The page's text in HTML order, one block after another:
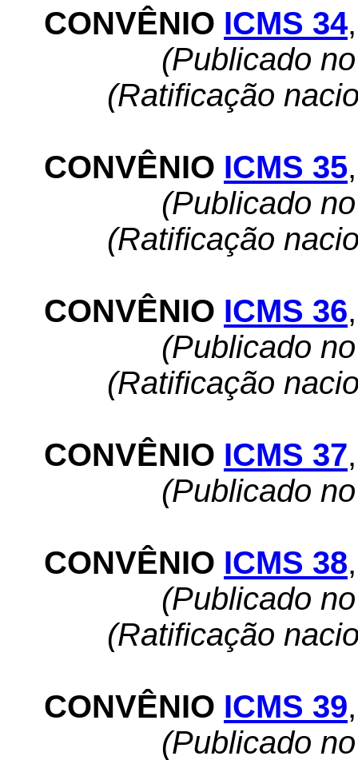
CONVÊNIO ICMS 34,
(Publicado
(Ratificação
CONVÊNIO ICMS 35,
(Publicado
(Ratificação
CONVÊNIO ICMS 36,
(Publicado
(Ratificação
CONVÊNIO ICMS 37,
(Publicado
CONVÊNIO ICMS 38,
(Publicado
(Ratificação
CONVÊNIO ICMS 39,
(Publicado